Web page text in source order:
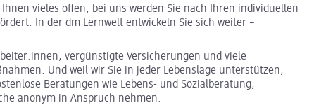
Ihnen vieles offen, bei uns werden Sie nach Ihren individuellen
In der dm Lernwelt entwickeln Sie sich weiter –
vergünstigte Versicherungen und viele
Und weil wir Sie in jeder Lebenslage unterstützen,
Beratungen wie Lebens- und Sozialberatung,
anonym in Anspruch nehmen.